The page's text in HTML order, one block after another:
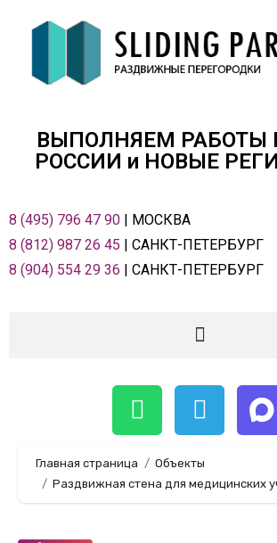
ВЫПОЛНЯЕМ РАБОТЫ
РОСCИИ и НОВЫЕ
8 (495) 796 47 90 | МОСКВА
8 (812) 987 26 45 | САНКТ-ПЕТЕРБУРГ
8 (904) 554 29 36 | САНКТ-ПЕТЕРБУРГ
Главная страница
Объекты
Раздвижная стена для медицинских